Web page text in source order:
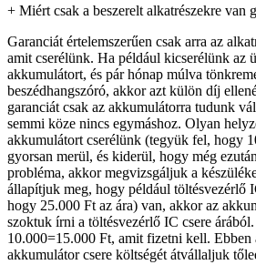
+ Miért csak a beszerelt alkatrészekre van
Garanciát értelemszerűen csak arra az
amit cserélünk. Ha például kicserélünk az
akkumulátort, és pár hónap múlva
beszédhangszóró, akkor azt külön díj
garanciát csak az akkumulátorra tudunk
semmi köze nincs egymáshoz. Olyan
akkumulátort cserélünk (tegyük fel, hogy
gyorsan merül, és kiderül, hogy még
probléma, akkor megvizsgáljuk a
állapítjuk meg, hogy például töltésvezérlő
hogy 25.000 Ft az ára) van, akkor az
szoktuk írni a töltésvezérlő IC csere
10.000=15.000 Ft, amit fizetni kell. Ebben
akkumulátor csere költségét átvállaljuk